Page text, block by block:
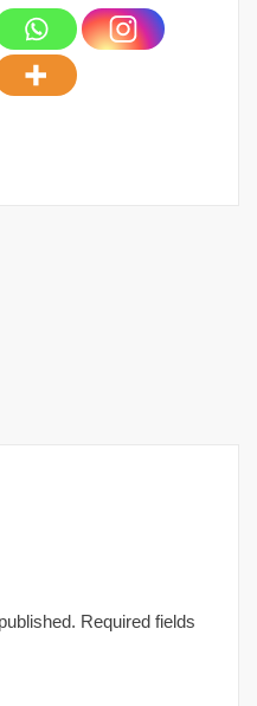
Required fields